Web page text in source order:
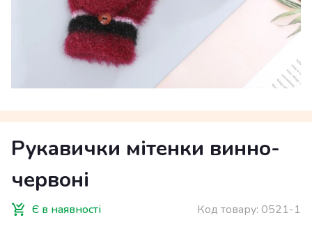
Рукавички мітенки винно-
червоні
Є в наявності Код товару: 0521-1